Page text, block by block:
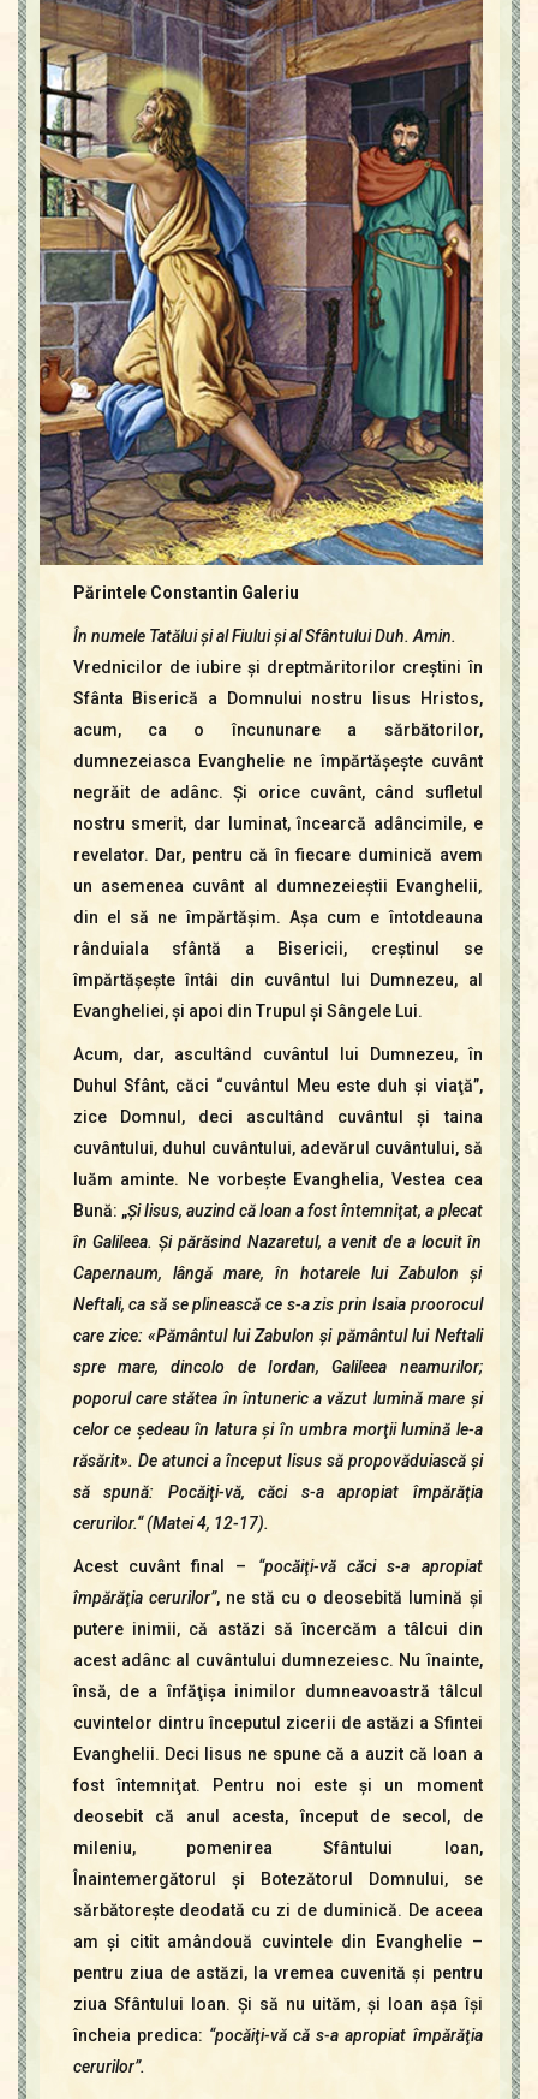
Icoane
Mărgăritare
Calendar
Glosar
Repere
Contact
Părintele Constantin Galeriu
În numele Tatălui şi al Fiului şi al Sfântului Duh. Amin.
Vrednicilor de iubire şi dreptmăritorilor creştini în
Sfânta Biserică a Domnului nostru Iisus Hristos,
acum, ca o încununare a sărbătorilor,
dumnezeiasca Evanghelie ne împărtăşeşte cuvânt
negrăit de adânc. Şi orice cuvânt, când sufletul
nostru smerit, dar luminat, încearcă adâncimile, e
revelator. Dar, pentru că în fiecare duminică avem
un asemenea cuvânt al dumnezeieştii Evanghelii,
din el să ne împărtăşim. Aşa cum e întotdeauna
rânduiala sfântă a Bisericii, creştinul se
împărtăşeşte întâi din cuvântul lui Dumnezeu, al
Evangheliei, şi apoi din Trupul şi Sângele Lui.
Acum, dar, ascultând cuvântul lui Dumnezeu, în
Duhul Sfânt, căci “cuvântul Meu este duh şi viaţă”,
zice Domnul, deci ascultând cuvântul şi taina
cuvântului, duhul cuvântului, adevărul cuvântului, să
luăm aminte. Ne vorbeşte Evanghelia, Vestea cea
Bună: „Şi Iisus, auzind că Ioan a fost întemniţat, a plecat
în Galileea. Şi părăsind Nazaretul, a venit de a locuit în
Capernaum, lângă mare, în hotarele lui Zabulon şi
Neftali, ca să se plinească ce s-a zis prin Isaia proorocul
care zice: «Pământul lui Zabulon şi pământul lui Neftali
spre mare, dincolo de Iordan, Galileea neamurilor;
poporul care stătea în întuneric a văzut lumină mare şi
celor ce şedeau în latura şi în umbra morţii lumină le-a
răsărit». De atunci a început Iisus să propovăduiască şi
să spună: Pocăiţi-vă, căci s-a apropiat împărăţia
cerurilor.“ (Matei 4, 12-17).
Acest cuvânt final – “pocăiţi-vă căci s-a apropiat
împărăţia cerurilor”, ne stă cu o deosebită lumină şi
putere inimii, că astăzi să încercăm a tâlcui din
acest adânc al cuvântului dumnezeiesc. Nu înainte,
însă, de a înfăţişa inimilor dumneavoastră tâlcul
cuvintelor dintru începutul zicerii de astăzi a Sfintei
Evanghelii. Deci Iisus ne spune că a auzit că Ioan a
fost întemniţat.
Pentru noi este şi un moment
deosebit că anul acesta, început de secol, de
mileniu, pomenirea Sfântului Ioan,
Înaintemergătorul şi Botezătorul Domnului, se
sărbătoreşte deodată cu zi de duminică. De aceea
am şi citit amândouă cuvintele din Evanghelie –
pentru ziua de astăzi, la vremea cuvenită şi pentru
ziua Sfântului Ioan. Şi să nu uităm, şi Ioan aşa îşi
încheia predica: “pocăiţi-vă că s-a apropiat împărăţia
cerurilor”.